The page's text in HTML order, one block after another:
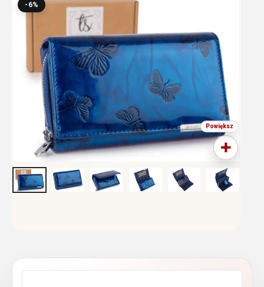
-6%